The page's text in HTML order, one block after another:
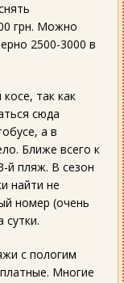
грн. Можно
2500-3000 в
так как
сюда
а в
Ближе всего к
й пляж. В сезон
найти не
номер (очень
сутки.
с пологим
Многие